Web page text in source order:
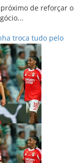
de reforçar o
troca tudo pelo